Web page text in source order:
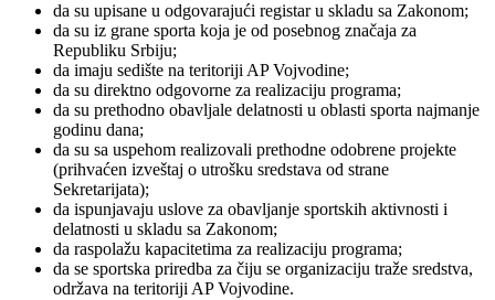
da su upisane u odgovarajući registar u skladu sa Zakonom;
da su iz grane sporta koja je od posebnog značaja za
Republiku Srbiju;
da imaju sedište na teritoriji AP Vojvodine;
da su direktno odgovorne za realizaciju programa;
da su prethodno obavljale delatnosti u oblasti sporta najmanje
godinu dana;
da su sa uspehom realizovali prethodne odobrene projekte
(prihvaćen izveštaj o utrošku sredstava od strane
Sekretarijata);
da ispunjavaju uslove za obavljanje sportskih aktivnosti i
delatnosti u skladu sa Zakonom;
da raspolažu kapacitetima za realizaciju programa;
da se sportska priredba za čiju se organizaciju traže sredstva,
održava na teritoriji AP Vojvodine.